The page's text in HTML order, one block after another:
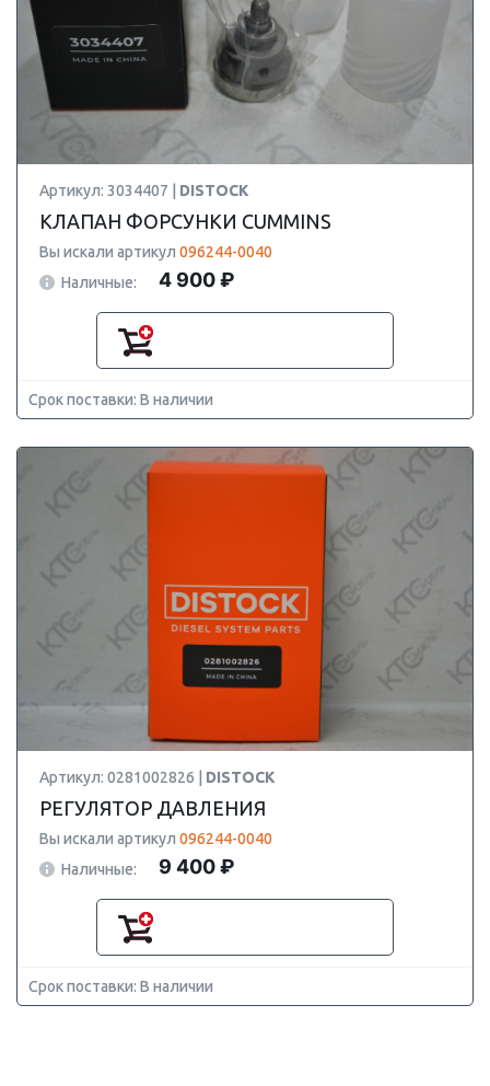
Артикул: 3034407 | DISTOCK
КЛАПАН ФОРСУНКИ CUMMINS
Вы искали артикул 096244-0040
Наличные:
4 900 ₽
Срок поставки: В наличии
Артикул: 0281002826 | DISTOCK
РЕГУЛЯТОР ДАВЛЕНИЯ
Вы искали артикул 096244-0040
Наличные:
9 400 ₽
Срок поставки: В наличии